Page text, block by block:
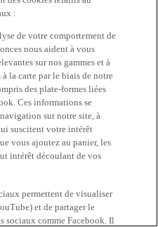
:
de votre comportement de
nous aident à vous
sur nos gammes et à
la carte par le biais de notre
des plate-formes liées
Ces informations se
sur notre site, à
suscitent votre intérêt
vous ajoutez au panier, les
intérêt découlant de vos
permettent de visualiser
et de partager le
sociaux comme Facebook. Il